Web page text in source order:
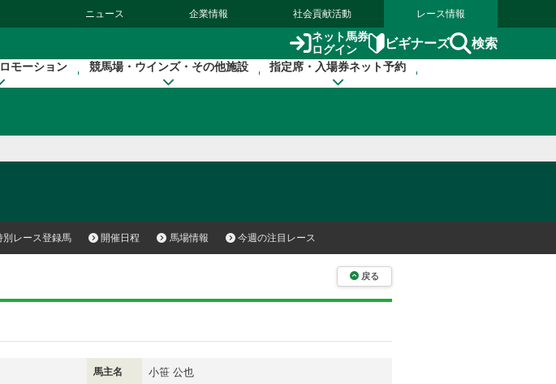
ニュース 企業情報 社会貢献活動 レース情報
ネット馬券
ログイン
ビギナーズ 検索
モーション 競馬場・ウインズ・その他施設 指定席・入場券ネット予約
別レース登録馬 開催日程 馬場情報 今週の注目レース
戻る
馬主名 小笹 公也